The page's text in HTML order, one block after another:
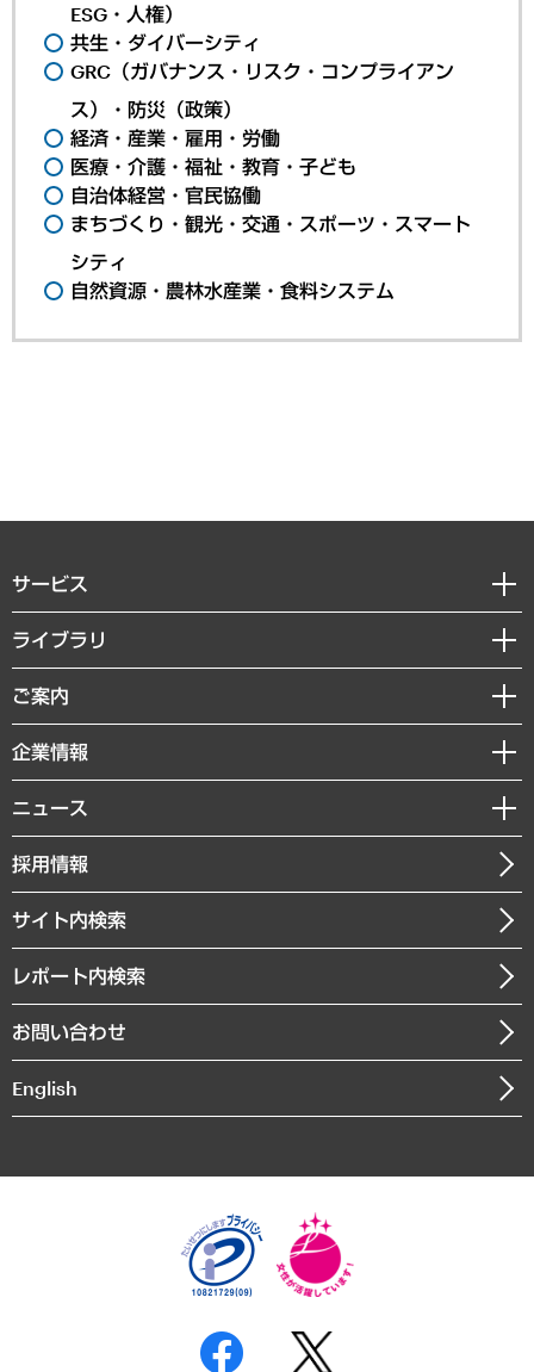
ESG・人権）
共生・ダイバーシティ
GRC（ガバナンス・リスク・コンプライアン
ス）・防災（政策）
経済・産業・雇用・労働
医療・介護・福祉・教育・子ども
自治体経営・官民協働
まちづくり・観光・交通・スポーツ・スマート
シティ
自然資源・農林水産業・食料システム
サービス
経営戦略
組織・人事戦略
デジタルイノベーション
共生・ダイバーシティ
GRC（ガバナンス・リスク・コンプライアンス）・防災（政策）
経済・産業・雇用・労働
まちづくり・観光・交通・スポーツ・スマートシティ
自然資源・農林水産業・食料システム
ライブラリ
経済調査
レポート
コラム
経営用語集
受託・受注実績（官公庁関連）
メディア掲載・出演
ご案内
セミナー・イベント情報
MUFGビジネスセミナー
受託案件情報
企業情報
私たちの想い
社長メッセージ
会社概要
沿革
組織図・本部部室紹介
インドネシア現地法人
個人情報保護方針
反社会的勢力に対する基本方針
ニュース
ニュースリリース
お知らせ
採用情報
サイト内検索
レポート内検索
お問い合わせ
English